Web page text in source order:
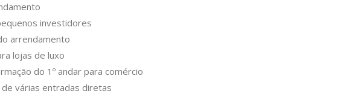
investidores
arrendamento
lojas de luxo
do 1º andar para comércio
várias entradas diretas